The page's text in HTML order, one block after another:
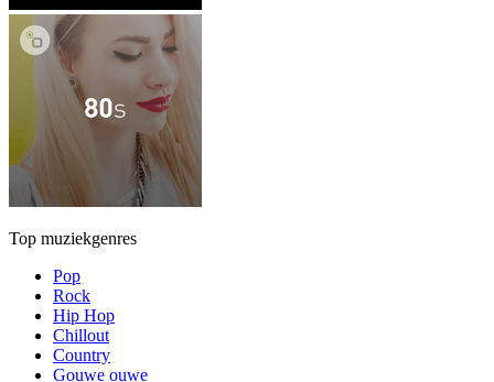
Top muziekgenres
Pop
Rock
Hip Hop
Chillout
Country
Gouwe ouwe